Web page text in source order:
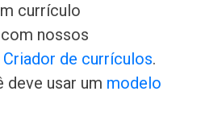
currículo
nossos
Criador de currículos.
deve usar um modelo